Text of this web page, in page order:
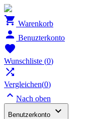
 Warenkorb
 Benuzterkonto

Wunschliste (0)

Vergleichen(0)
 Nach oben
Benutzerkonto 